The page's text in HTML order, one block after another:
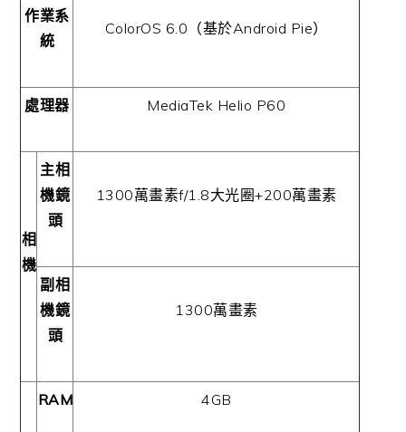
作業系
統
ColorOS 6.0 （基於Android Pie）
處理器 MediaTek Helio P60
相
機
主相
機鏡
頭
1300萬畫素f/1.8大光圈+200萬畫素
副相
機鏡
頭
1300萬畫素
RAM 4GB